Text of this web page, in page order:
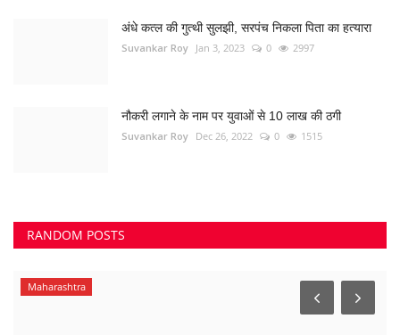
अंधे कत्ल की गुत्थी सुलझी, सरपंच निकला पिता का हत्यारा
Suvankar Roy Jan 3, 2023 0 2997
नौकरी लगाने के नाम पर युवाओं से 10 लाख की ठगी
Suvankar Roy Dec 26, 2022 0 1515
RANDOM POSTS
Maharashtra